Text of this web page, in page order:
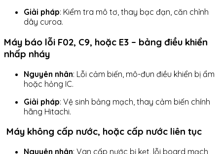
Giải pháp: Kiểm tra mô tơ, thay bạc đạn, căn chỉnh
dây curoa.
Máy báo lỗi F02, C9, hoặc E3 – bảng điều khiển
nhấp nháy
Nguyên nhân: Lỗi cảm biến, mô-đun điều khiển bị ẩm
hoặc hỏng IC.
Giải pháp: Vệ sinh bảng mạch, thay cảm biến chính
hãng Hitachi.
Máy không cấp nước, hoặc cấp nước liên tục
Nguyên nhân: Van cấp nước bị kẹt, lỗi board mạch